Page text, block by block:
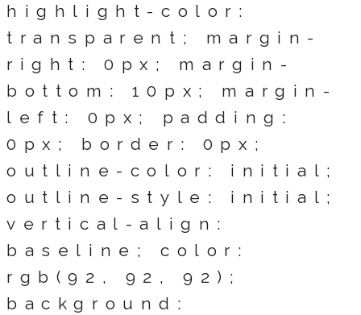
highlight-color:
transparent; margin-
right: 0px; margin-
bottom: 10px; margin-
left: 0px; padding:
0px; border: 0px;
outline-color: initial;
outline-style: initial;
vertical-align:
baseline; color:
rgb(92, 92, 92);
background: